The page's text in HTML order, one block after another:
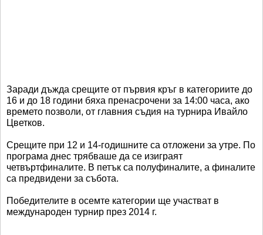
Заради дъжда срещите от първия кръг в категориите до
16 и до 18 години бяха пренасрочени за 14:00 часа, ако
времето позволи, от главния съдия на турнира Ивайло
Цветков.
Срещите при 12 и 14-годишните са отложени за утре. По
програма днес трябваше да се изиграят
четвъртфиналите. В петък са полуфиналите, а финалите
са предвидени за събота.
Победителите в осемте категории ще участват в
международен турнир през 2014 г.